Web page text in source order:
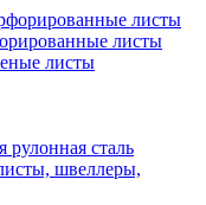
листы
листы
листы
рулонная сталь
швеллеры,